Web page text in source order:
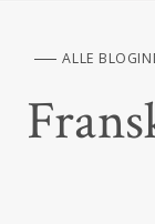
ALLE